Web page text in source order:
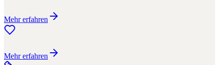
Mehr erfahren
Mehr erfahren